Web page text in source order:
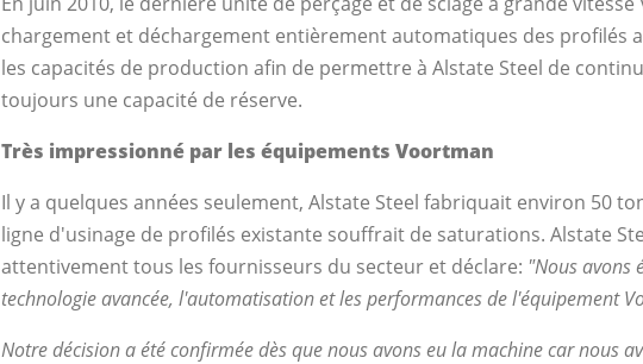
chargement et déchargement entièrement automatiques des profilés
les capacités de production afin de permettre à Alstate Steel de
toujours une capacité de réserve.
Très impressionné par les équipements Voortman
Il y a quelques années seulement, Alstate Steel fabriquait environ 50
ligne d'usinage de profilés existante souffrait de saturations. Alstate
attentivement tous les fournisseurs du secteur et déclare: "Nous avons
technologie avancée, l'automatisation et les performances de l'équipement
Notre décision a été confirmée dès que nous avons eu la machine car nous